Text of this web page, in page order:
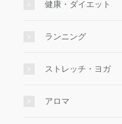
健康・ダイエット
ランニング
ストレッチ・ヨガ
アロマ